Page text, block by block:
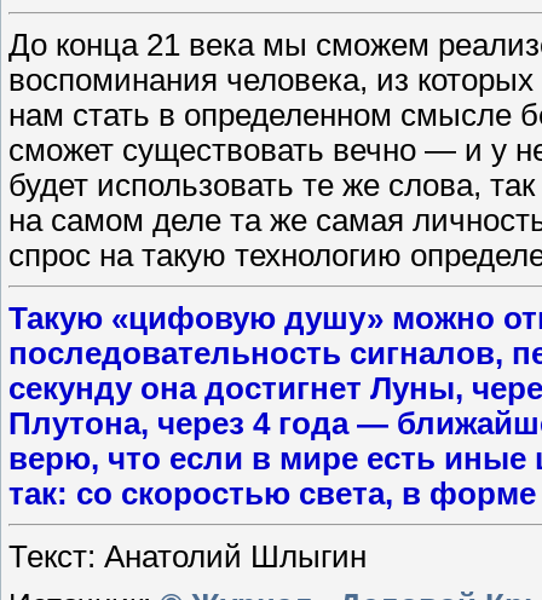
До конца 21 века мы сможем
воспоминания человека, из
нам стать в определенном смысле
сможет существовать вечно — ​и у
будет использовать те же слова,
на самом деле та же самая
спрос на такую технологию
Такую «цифовую душу» можно
последовательность сигналов,
секунду она достигнет Луны,
Плутона, через 4 года —
верю, что если в мире есть
так: со скоростью света, в форме
Текст: Анатолий Шлыгин